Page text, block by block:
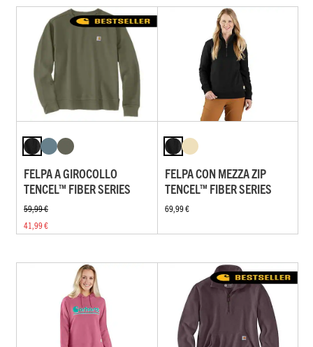
FELPA A GIROCOLLO
TENCEL™ FIBER SERIES
59,99 €
41,99 €
FELPA CON MEZZA ZIP
TENCEL™ FIBER SERIES
69,99 €